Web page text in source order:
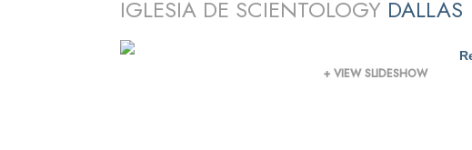
IGLESIA DE SCIENTOLOGY DALLAS
+ VIEW SLIDESHOW